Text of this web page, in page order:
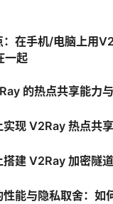
在手机/电脑上用
一起
的热点共享能力
实现 V2Ray 热点共
搭建 V2Ray 加密隧
性能与隐私取舍：如